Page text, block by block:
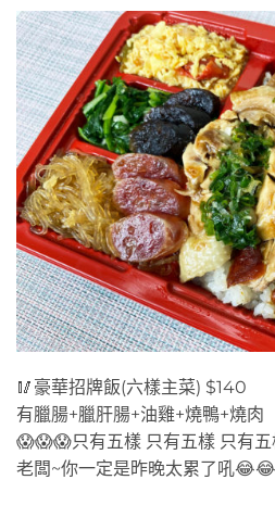
🥢豪華招牌飯(六樣主菜) $140
有臘腸+臘肝腸+油雞+燒鴨+燒肉
😱😱😱只有五樣 只有五樣 只有
老闆~你一定是昨晚太累了吼